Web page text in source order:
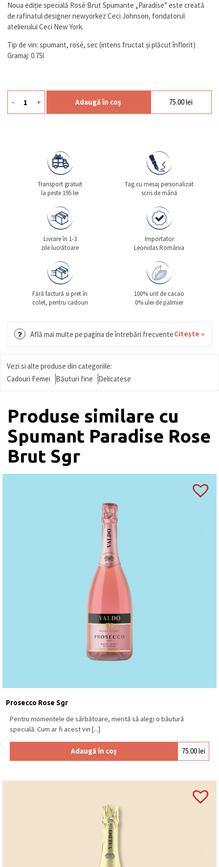
Noua ediție specială Rosé Brut Spumante „Paradise” este creată
de rafinatul designer newyorkez Ceci Johnson, fondatorul
atelierului Ceci New York.
Tip de vin: spumant, rosé, sec (intens fructat și plăcut înflorit)
Gramaj: 0.75l
Cantitate Spumant Paradise Rose Brut Sgr
- + Adaugă în coș 75.00lei
Transport gratuit
la peste 195 lei
Tag cu mesaj personalizat
scris de mână
Livrare în 1-3
zile lucrătoare
Importator
Leonidas România
Fără factură si pret în
colet, pentru cadouri
100% unt de cacao
0% ulei de palmier
Află mai multe pe pagina de întrebări frecventeCitește »
Vezi si alte produse din categoriile:
Cadouri Femei
Băuturi fine Delicatese
Produse similare cu
Spumant Paradise Rose
Brut Sgr
Prosecco Rose Sgr
Pentru momentele de sărbătoare, merită să alegi o băutură
specială. Cum ar fi acest vin [...]
Adaugă în coș 75.00lei